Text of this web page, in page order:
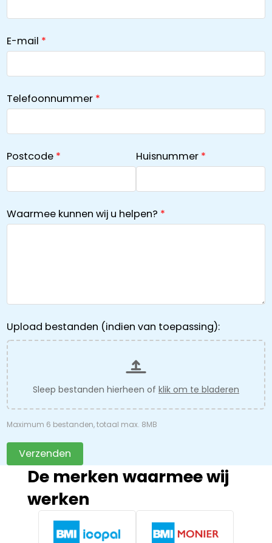
E-mail
Telefoonnummer
Postcode Huisnummer
Waarmee kunnen wij u helpen?
Upload bestanden (indien van toepassing):
Sleep bestanden hierheen of klik om te bladeren
Maximum 6 bestanden, totaal max. 8MB
Verzenden
De merken waarmee wij
werken